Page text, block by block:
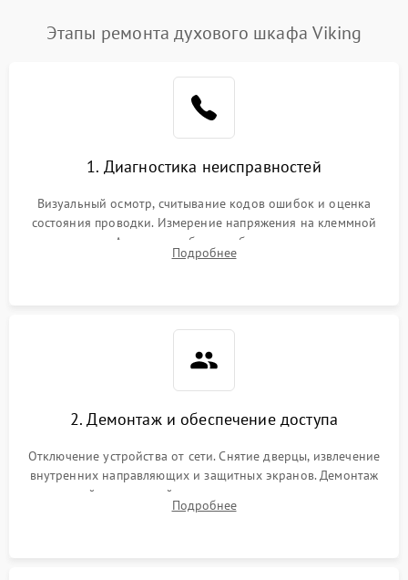
Этапы ремонта духового шкафа Viking
1. Диагностика неисправностей
Визуальный осмотр, считывание кодов ошибок и оценка
состояния проводки. Измерение напряжения на клеммной
колодке. Анализ жалоб на проблемы с нагревом,
конвекцией, панелью управления или блокировкой дверцы.
Подробнее
2. Демонтаж и обеспечение доступа
Отключение устройства от сети. Снятие дверцы, извлечение
внутренних направляющих и защитных экранов. Демонтаж
задней или верхней панели для прямого доступа к
нагревательным элементам, плате и вентиляторам.
Подробнее